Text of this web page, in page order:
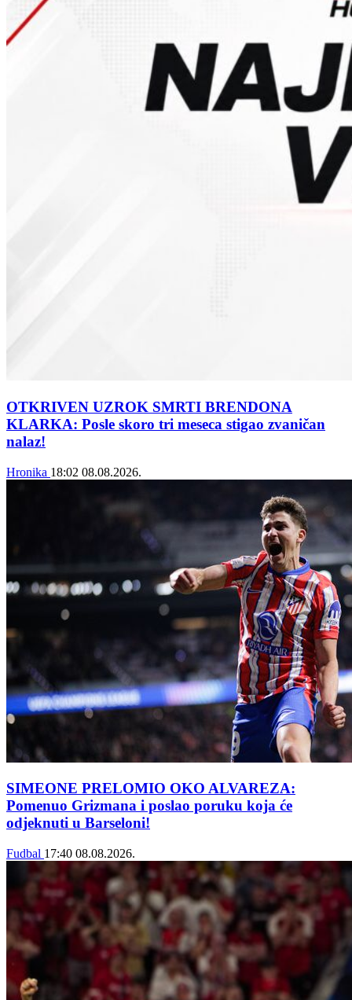
OTKRIVEN UZROK SMRTI BRENDONA
KLARKA: Posle skoro tri meseca stigao zvaničan
nalaz!
Hronika 18:02 08.08.2026.
SIMEONE PRELOMIO OKO ALVAREZA:
Pomenuo Grizmana i poslao poruku koja će
odjeknuti u Barseloni!
Fudbal 17:40 08.08.2026.